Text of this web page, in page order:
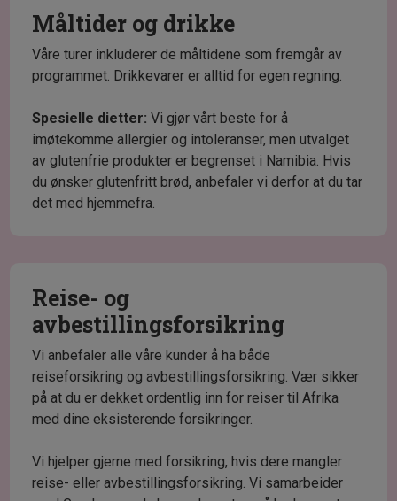
Måltider og drikke
Våre turer inkluderer de måltidene som fremgår av
programmet. Drikkevarer er alltid for egen regning.
Spesielle dietter: Vi gjør vårt beste for å
imøtekomme allergier og intoleranser, men utvalget
av glutenfrie produkter er begrenset i Namibia. Hvis
du ønsker glutenfritt brød, anbefaler vi derfor at du tar
det med hjemmefra.
Reise- og
avbestillingsforsikring
Vi anbefaler alle våre kunder å ha både
reiseforsikring og avbestillingsforsikring. Vær sikker
på at du er dekket ordentlig inn for reiser til Afrika
med dine eksisterende forsikringer.
Vi hjelper gjerne med forsikring, hvis dere mangler
reise- eller avbestillingsforsikring. Vi samarbeider